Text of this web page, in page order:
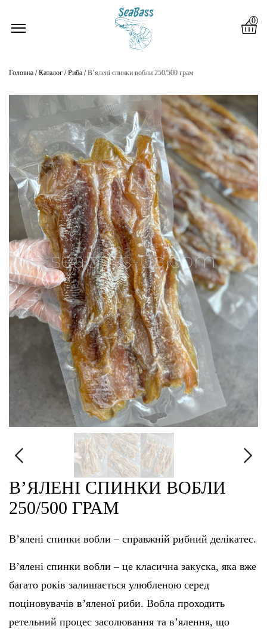
ПРО НАС
ПЕРЕВАГИ
ДОСТАВКА
ТА ОПЛАТА
0
Головна /Каталог /Риба /В’ялені спинки вобли 250/500 грам
В’ЯЛЕНІ СПИНКИ ВОБЛИ
250/500 ГРАМ
В’ялені спинки вобли – справжній рибний делікатес.
В’ялені спинки вобли – це класична закуска, яка вже
багато років залишається улюбленою серед
поціновувачів в’яленої риби. Вобла проходить
ретельний процес засолювання та в’ялення, що
tümbet güncel giriş tümbet güncel